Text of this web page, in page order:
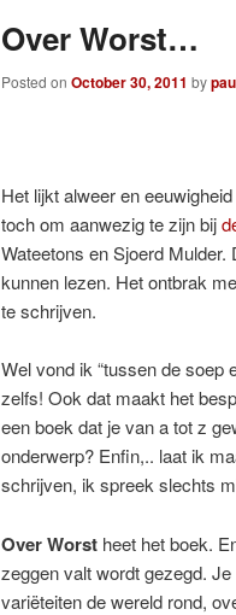
Over Worst…
Posted on October 30, 2011 by
Het lijkt alweer en
toch om aanwezig te zijn bij
Wateetons en Sjoerd
kunnen lezen. Het ontbrak
te schrijven.
Wel vond ik “tussen de soep
zelfs! Ook dat maakt het
een boek dat je van a tot z
onderwerp? Enfin,.. laat ik
schrijven, ik spreek slechts
Over Worst heet het boek.
zeggen valt wordt gezegd.
variëteiten de wereld rond,